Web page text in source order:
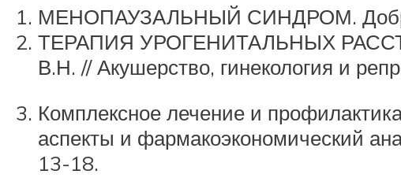
МЕНОПАУЗАЛЬНЫЙ СИНДРОМ.
ТЕРАПИЯ УРОГЕНИТАЛЬНЫХ
В.Н. // Акушерство, гинекология и
Комплексное лечение и
аспекты и фармакоэкономический
13-18.